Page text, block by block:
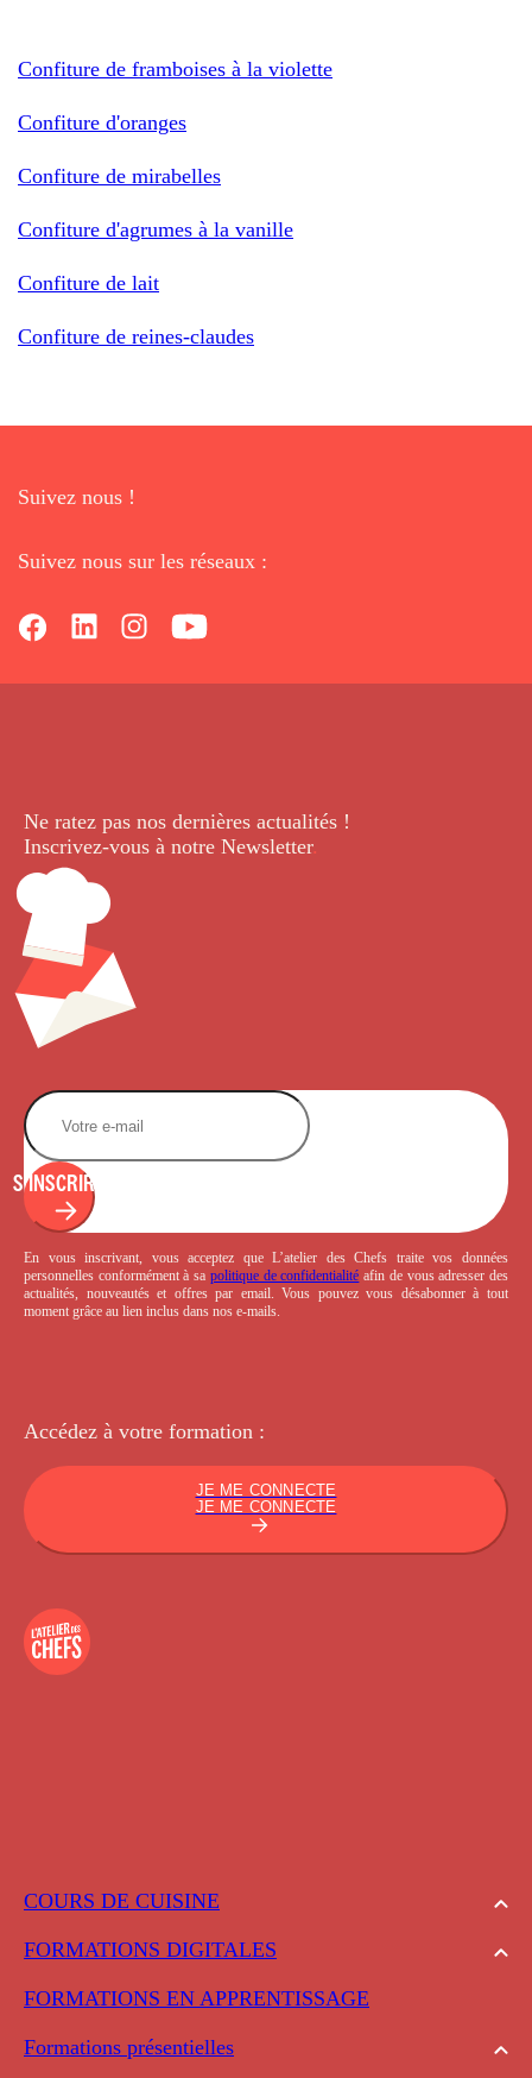
Confiture de framboises à la violette
Confiture d'oranges
Confiture de mirabelles
Confiture d'agrumes à la vanille
Confiture de lait
Confiture de reines-claudes
Suivez nous !
Suivez nous sur les réseaux :
COURS DE CUISINE
FORMATIONS DIGITALES
FORMATIONS EN APPRENTISSAGE
Formations présentielles
Ne ratez pas nos dernières actualités !
Inscrivez-vous à notre Newsletter.
S'INSCRIRE
En vous inscrivant, vous acceptez que L’atelier des Chefs traite vos données
personnelles conformément à sa politique de confidentialité afin de vous adresser des
actualités, nouveautés et offres par email. Vous pouvez vous désabonner à tout
moment grâce au lien inclus dans nos e-mails.
Accédez à votre formation :
JE ME CONNECTE
JE ME CONNECTE